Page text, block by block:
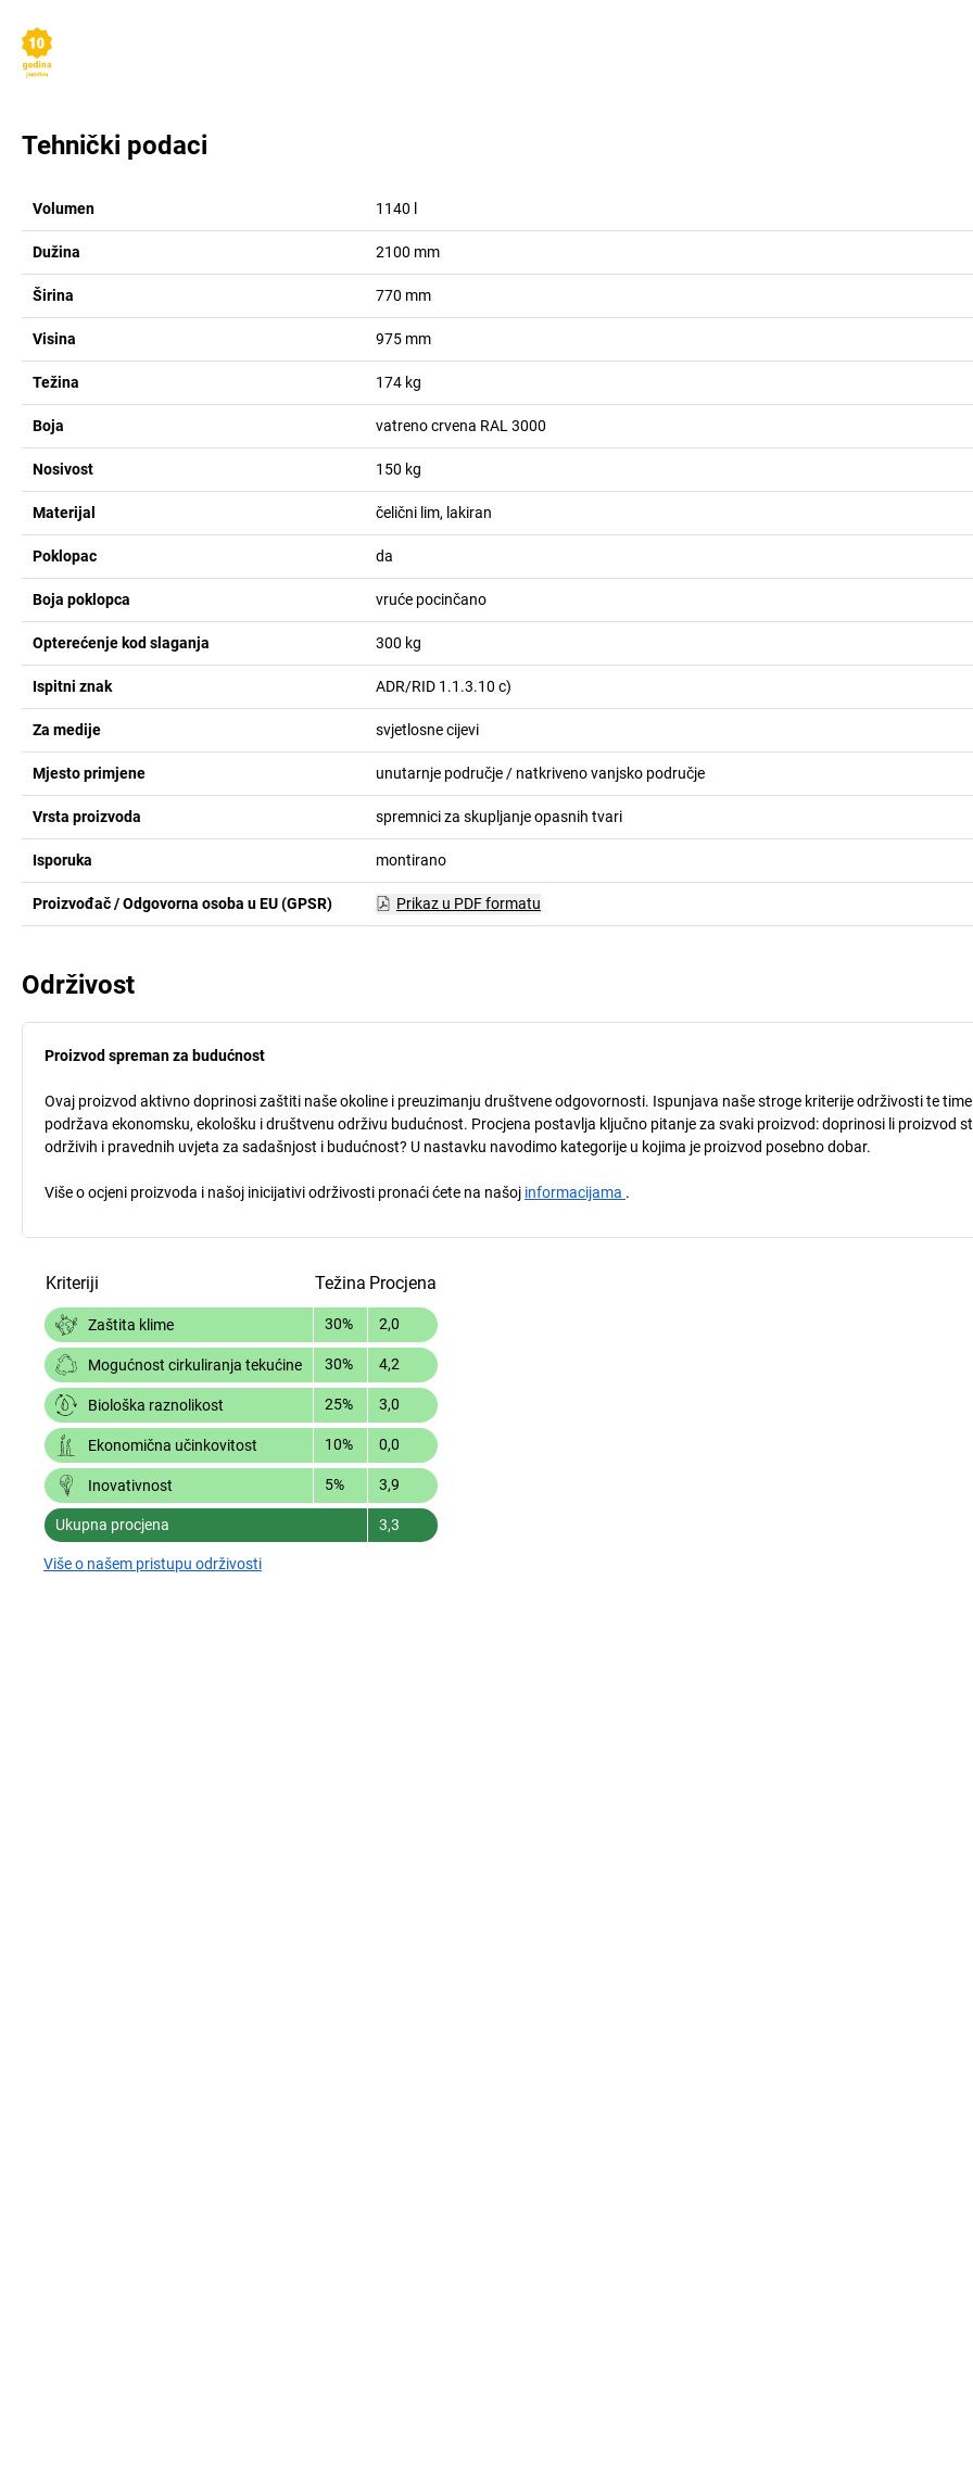
Tehnički podaci
Volumen 1140
Dužina 2100 mm
Širina 770 mm
Visina 975 mm
Težina 174 kg
Boja vatreno crvena RAL 3000
Nosivost 150 kg
Materijal čelični lim, lakiran
Poklopac da
Boja poklopca vruće pocinčano
Opterećenje kod slaganja 300 kg
Ispitni znak ADR/RID 1.1.3.10 c)
Za medije svjetlosne cijevi
Mjesto primjene unutarnje područje / natkriveno vanjsko područje
Vrsta proizvoda spremnici za skupljanje opasnih tvari
Isporuka montirano
Proizvođač / Odgovorna osoba u EU (GPSR) Prikaz u PDF formatu
Održivost
Proizvod spreman za budućnost
Ovaj proizvod aktivno doprinosi zaštiti naše okoline i preuzimanju društvene odgovornosti. Ispunjava naše stroge kriterije održivosti te time
podržava ekonomsku, ekološku i društvenu održivu budućnost. Procjena postavlja ključno pitanje za svaki proizvod: doprinosi li proizvod
održivih i pravednih uvjeta za sadašnjost i budućnost? U nastavku navodimo kategorije u kojima je proizvod posebno dobar.
Više o ocjeni proizvoda i našoj inicijativi održivosti pronaći ćete na našoj informacijama .
Kriteriji Težina Procjena
Zaštita klime 30% 2,0
Mogućnost cirkuliranja tekućine 30% 4,2
Biološka raznolikost 25% 3,0
Ekonomična učinkovitost 10% 0,0
Inovativnost 5% 3,9
Ukupna procjena 3,3
Više o našem pristupu održivosti